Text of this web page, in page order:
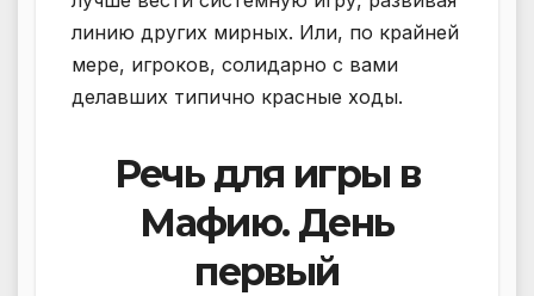
линию других мирных. Или, по крайней
мере, игроков, солидарно с вами
делавших типично красные ходы.
Речь для игры в
Мафию. День
первый